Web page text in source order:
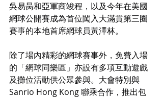
吳易昺和亞軍商竣程，以及今年在美國
網球公開賽成為首位闖入大滿貫第三圈
賽事的本地首席網球員黃澤林。
除了場內精彩的網球賽事外，免費入場
的「網球同樂區」亦設有多項互動遊戲
及攤位活動供公眾參與。大會特別與
Sanrio Hong Kong 聯乘合作，推出包